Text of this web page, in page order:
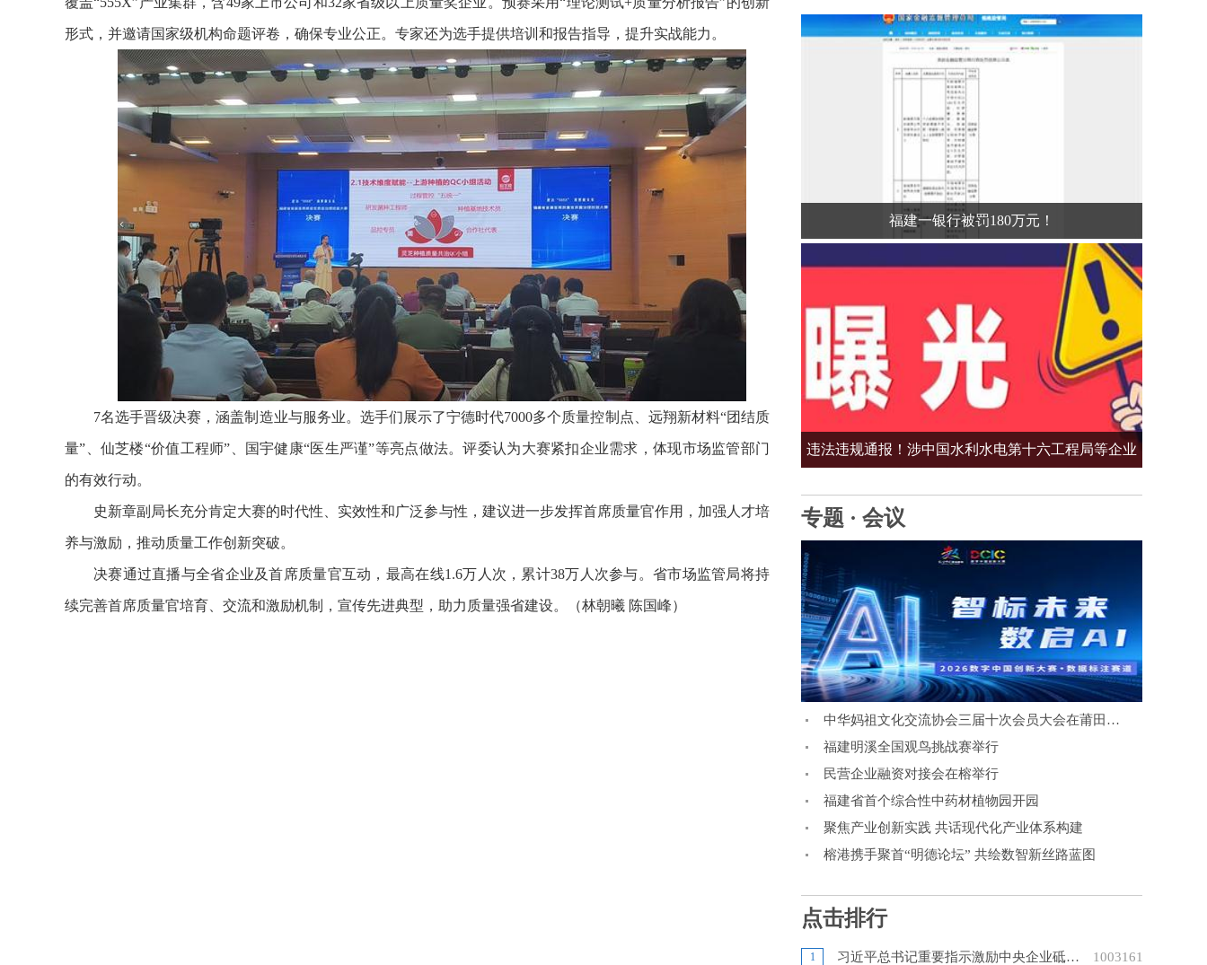
形式，并邀请国家级机构命题评卷，确保专业公正。专家还为选手提供培训和报告指导，提升实战能力。
7名选手晋级决赛，涵盖制造业与服务业。选手们展示了宁德时代7000多个质量控制点、远翔新材料“团结质
量”、仙芝楼“价值工程师”、国宇健康“医生严谨”等亮点做法。评委认为大赛紧扣企业需求，体现市场监管部门
的有效行动。
史新章副局长充分肯定大赛的时代性、实效性和广泛参与性，建议进一步发挥首席质量官作用，加强人才培
养与激励，推动质量工作创新突破。
决赛通过直播与全省企业及首席质量官互动，最高在线1.6万人次，累计38万人次参与。省市场监管局将持
续完善首席质量官培育、交流和激励机制，宣传先进典型，助力质量强省建设。（林朝曦 陈国峰）
福建一银行被罚180万元！
违法违规通报！涉中国水利水电第十六工程局等企业
专题 · 会议
中华妈祖文化交流协会三届十次会员大会在莆田召开
福建明溪全国观鸟挑战赛举行
民营企业融资对接会在榕举行
福建省首个综合性中药材植物园开园
聚焦产业创新实践 共话现代化产业体系构建
榕港携手聚首“明德论坛” 共绘数智新丝路蓝图
点击排行
1 习近平总书记重要指示激励中央企业砥砺前行、奋发有为 10031612